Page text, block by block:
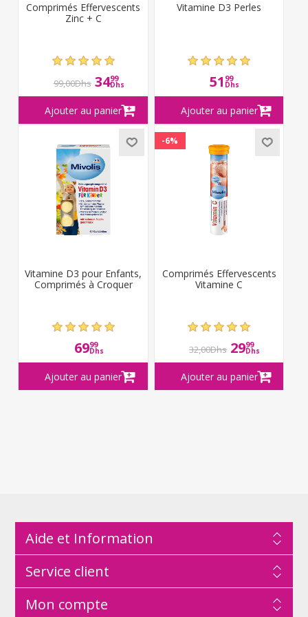
Comprimés Effervescents
Zinc + C
99,00Dhs 3499
Dhs
Vitamine D3 Perles
51 99
Dhs
Vitamine D3 pour Enfants,
Comprimés à Croquer
6999
Dhs
-6%
Comprimés Effervescents
Vitamine C
32,00Dhs 2999
Dhs
Aide et Information
Service client
Mon compte